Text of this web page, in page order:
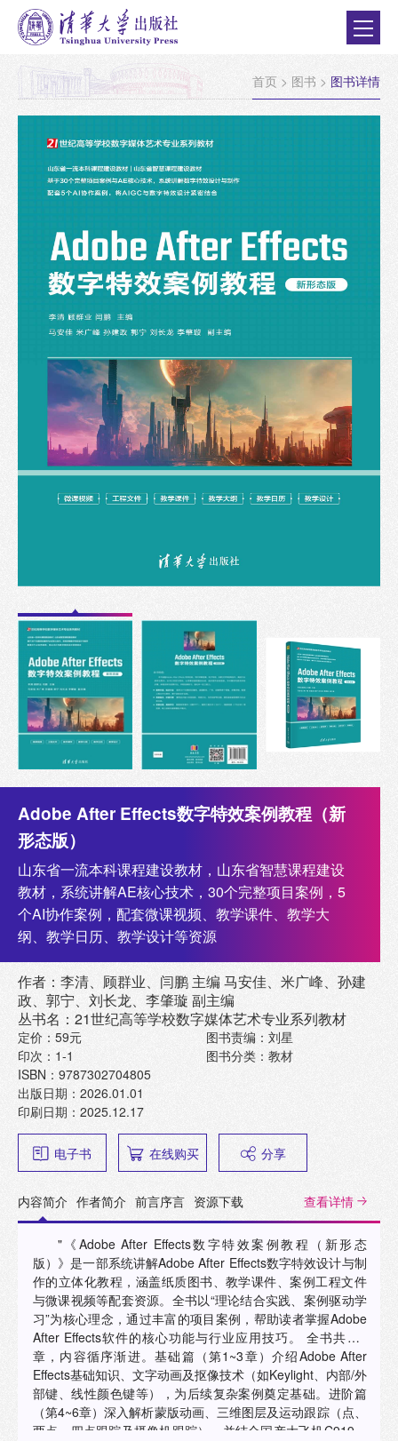
首页 > 图书 > 图书详情
Adobe After Effects数字特效案例教程（新
形态版）
山东省一流本科课程建设教材，山东省智慧课程建设
教材，系统讲解AE核心技术，30个完整项目案例，5
个AI协作案例，配套微课视频、教学课件、教学大
纲、教学日历、教学设计等资源
作者：李清、顾群业、闫鹏 主编 马安佳、米广峰、孙建
政、郭宁、刘长龙、李肇璇 副主编
丛书名：21世纪高等学校数字媒体艺术专业系列教材
定价：59元
印次：1-1
ISBN：9787302704805
出版日期：2026.01.01
印刷日期：2025.12.17
图书责编：刘星
图书分类：教材
电子书 在线购买 分享
内容简介 作者简介 前言序言 资源下载 查看详情
"《Adobe After Effects数字特效案例教程（新形态
版）》是一部系统讲解Adobe After Effects数字特效设计与制
作的立体化教程，涵盖纸质图书、教学课件、案例工程文件
与微课视频等配套资源。全书以“理论结合实践、案例驱动学
习”为核心理念，通过丰富的项目案例，帮助读者掌握Adobe
After Effects软件的核心功能与行业应用技巧。 全书共分8
章，内容循序渐进。基础篇（第1~3章）介绍Adobe After
Effects基础知识、文字动画及抠像技术（如Keylight、内部/外
部键、线性颜色键等），为后续复杂案例奠定基础。进阶篇
（第4~6章）深入解析蒙版动画、三维图层及运动跟踪（点、
两点、四点跟踪及摄像机跟踪），并结合国产大飞机C919、